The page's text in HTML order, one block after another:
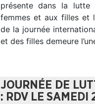
présente dans la lutte
femmes et aux filles et
de la journée
et des filles demeure
JOURNÉE DE
: RDV LE SAMEDI